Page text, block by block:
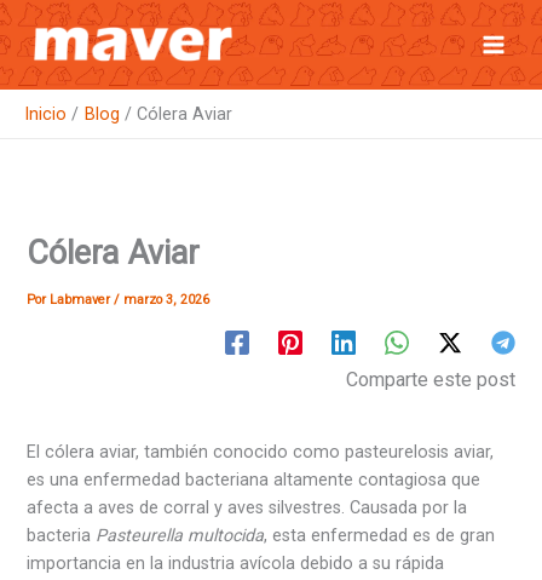
Ir
al
contenido
Inicio Blog Cólera Aviar
Cólera Aviar
Por Labmaver/ marzo 3, 2026
Comparte este post
El cólera aviar, también conocido como pasteurelosis aviar,
es una enfermedad bacteriana altamente contagiosa que
afecta a aves de corral y aves silvestres. Causada por la
bacteria Pasteurella multocida, esta enfermedad es de gran
importancia en la industria avícola debido a su rápida